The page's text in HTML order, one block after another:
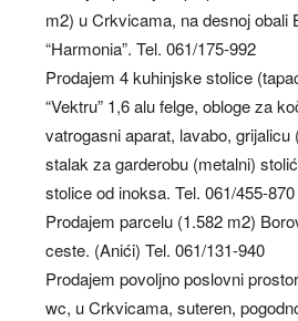
m2) u Crkvicama, na desnoj obali
“Harmonia”. Tel. 061/175-992
Prodajem 4 kuhinjske stolice
“Vektru” 1,6 alu felge, obloge za
vatrogasni aparat, lavabo,
stalak za garderobu (metalni)
stolice od inoksa. Tel. 061/455-870
Prodajem parcelu (1.582 m2)
ceste. (Anići) Tel. 061/131-940
Prodajem povoljno poslovni
wc, u Crkvicama, suteren,